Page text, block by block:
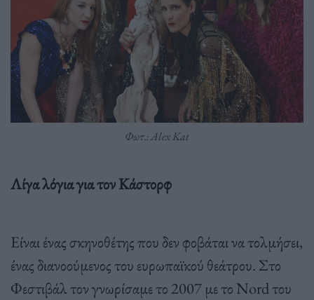
Φωτ.: Alex Kat
Λίγα λόγια για τον Κάστορφ
Είναι ένας σκηνοθέτης που δεν φοβάται να τολμήσει,
ένας διανοούμενος του ευρωπαϊκού θεάτρου. Στο
Φεστιβάλ τον γνωρίσαμε το 2007 με το Nord του